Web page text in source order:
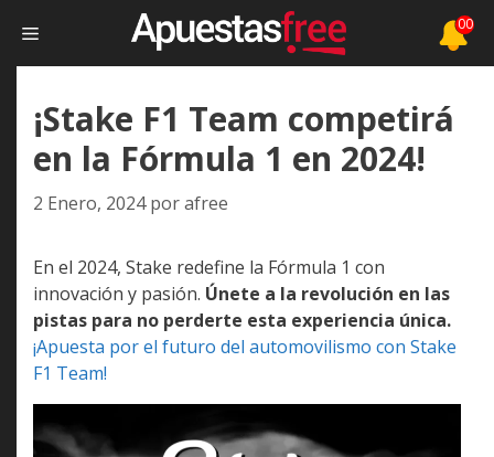
contenido
00
Menú
¡Stake F1 Team competirá
en la Fórmula 1 en 2024!
2 Enero, 2024 porafree
En el 2024, Stake redefine la Fórmula 1 con
innovación y pasión. Únete a la revolución en las
pistas para no perderte esta experiencia única.
¡Apuesta por el futuro del automovilismo con Stake
F1 Team!